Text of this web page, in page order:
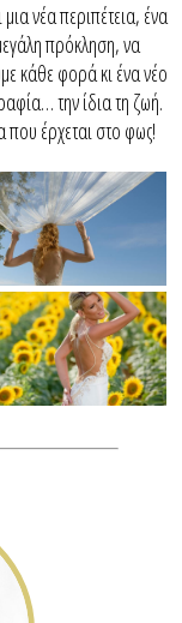
νέα περιπέτεια, ένα
πρόκληση, να
κάθε φορά κι ένα νέο
την ίδια τη ζωή.
που έρχεται στο φως!